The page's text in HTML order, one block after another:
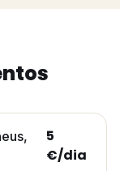
5
€/dia